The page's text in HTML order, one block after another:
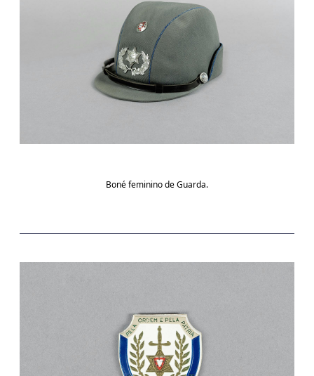
Boné feminino de Guarda.